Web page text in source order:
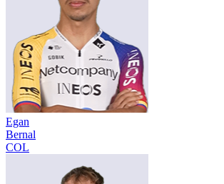
Egan
Bernal
COL